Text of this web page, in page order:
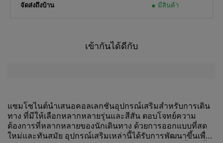
จัดส่งถึงบ้าน มีสินค้า
เข้ากันได้ดีกับ
แซมโซไนต์นำเสนอคอลเลกชันอุปกรณ์เสริมสำหรับการเดิน
ทาง ที่มีให้เลือกหลากหลายรุ่นและสีสัน ตอบโจทย์ความ
ต้องการที่หลากหลายของนักเดินทาง ด้วยการออกแบบที่สด
ใหม่และทันสมัย อุปกรณ์เสริมเหล่านี้ได้รับการพัฒนาขึ้นเพื่อ